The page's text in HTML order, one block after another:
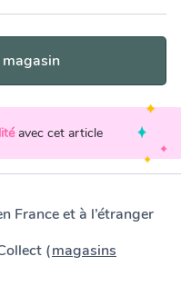
avec cet article
France et à l’étranger
(magasins